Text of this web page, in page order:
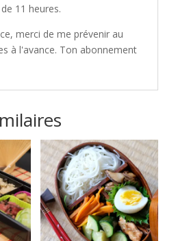
11 heures.
merci de me prévenir au
à l'avance. Ton abonnement